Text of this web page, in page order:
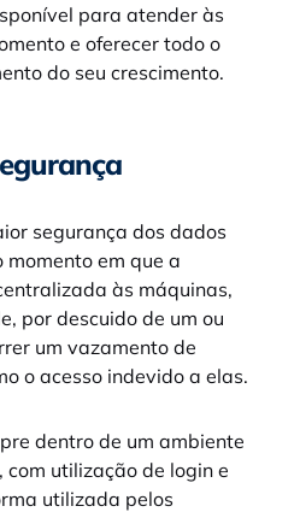
para atender às
e oferecer todo o
do seu crescimento.
segurança dos dados
em que a
às máquinas,
por descuido de um ou
um vazamento de
o acesso indevido a elas.
dentro de um ambiente
utilização de login e
utilizada pelos